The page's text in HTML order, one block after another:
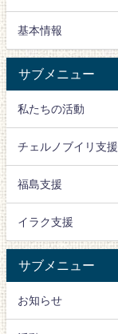
基本情報
サブメニュー
私たちの活動
チェルノブイリ支援
福島支援
イラク支援
サブメニュー
お知らせ